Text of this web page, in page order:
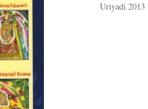
Uriyadi